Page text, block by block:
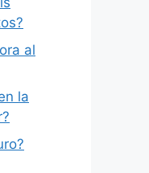
al
la